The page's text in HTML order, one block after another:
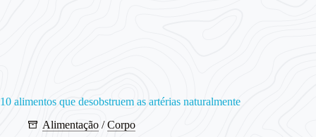
10 alimentos que desobstruem as artérias naturalmente
Alimentação /Corpo